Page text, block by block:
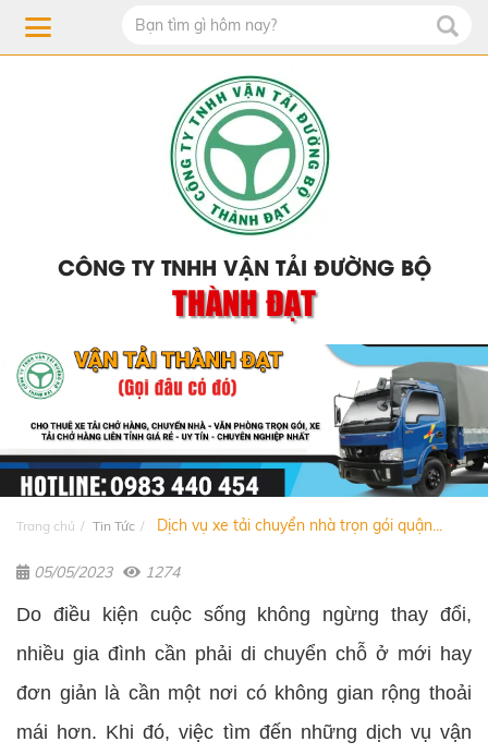
CÔNG TY TNHH VẬN TẢI ĐƯỜNG BỘ
THÀNH ĐẠT
Trang chủ Tin Tức Dịch vụ xe tải chuyển nhà trọn gói quận...
05/05/2023 1274
Do điều kiện cuộc sống không ngừng thay đổi,
nhiều gia đình cần phải di chuyển chỗ ở mới hay
đơn giản là cần một nơi có không gian rộng thoải
mái hơn. Khi đó, việc tìm đến những dịch vụ vận